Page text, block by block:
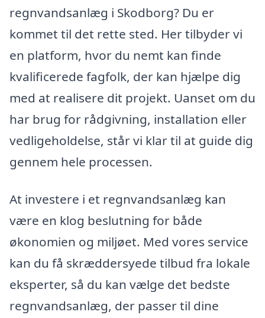
regnvandsanlæg i Skodborg? Du er
kommet til det rette sted. Her tilbyder vi
en platform, hvor du nemt kan finde
kvalificerede fagfolk, der kan hjælpe dig
med at realisere dit projekt. Uanset om du
har brug for rådgivning, installation eller
vedligeholdelse, står vi klar til at guide dig
gennem hele processen.
At investere i et regnvandsanlæg kan
være en klog beslutning for både
økonomien og miljøet. Med vores service
kan du få skræddersyede tilbud fra lokale
eksperter, så du kan vælge det bedste
regnvandsanlæg, der passer til dine